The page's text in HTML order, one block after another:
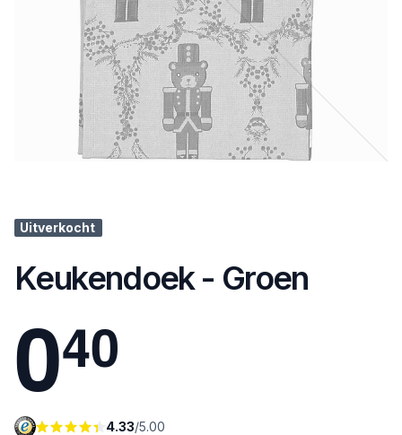
Uitverkocht
Keukendoek - Groen
040
4.33/5.00